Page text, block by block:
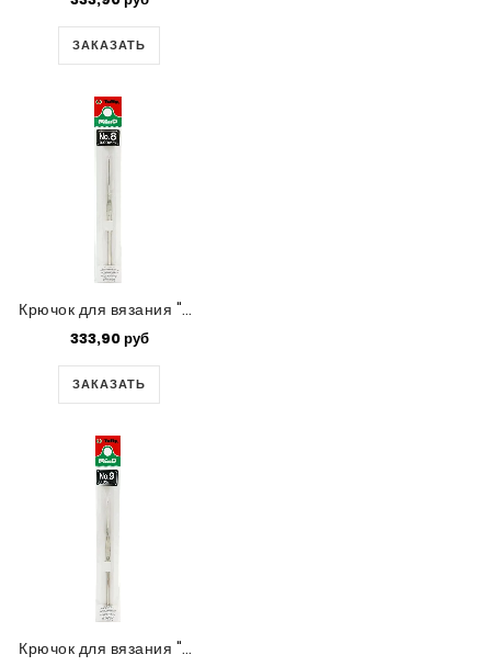
ЗАКАЗАТЬ
Крючок для вязания "Mind" Tulip,0.9 мм
333,90 руб
ЗАКАЗАТЬ
Крючок для вязания "Mind" Tulip,0.85 мм